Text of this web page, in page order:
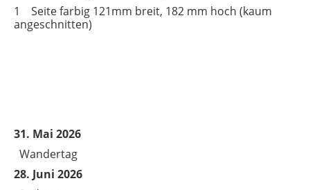
1 Seite farbig 121mm breit, 182 mm hoch (kaum
angeschnitten)
31. Mai 2026
Wandertag
28. Juni 2026